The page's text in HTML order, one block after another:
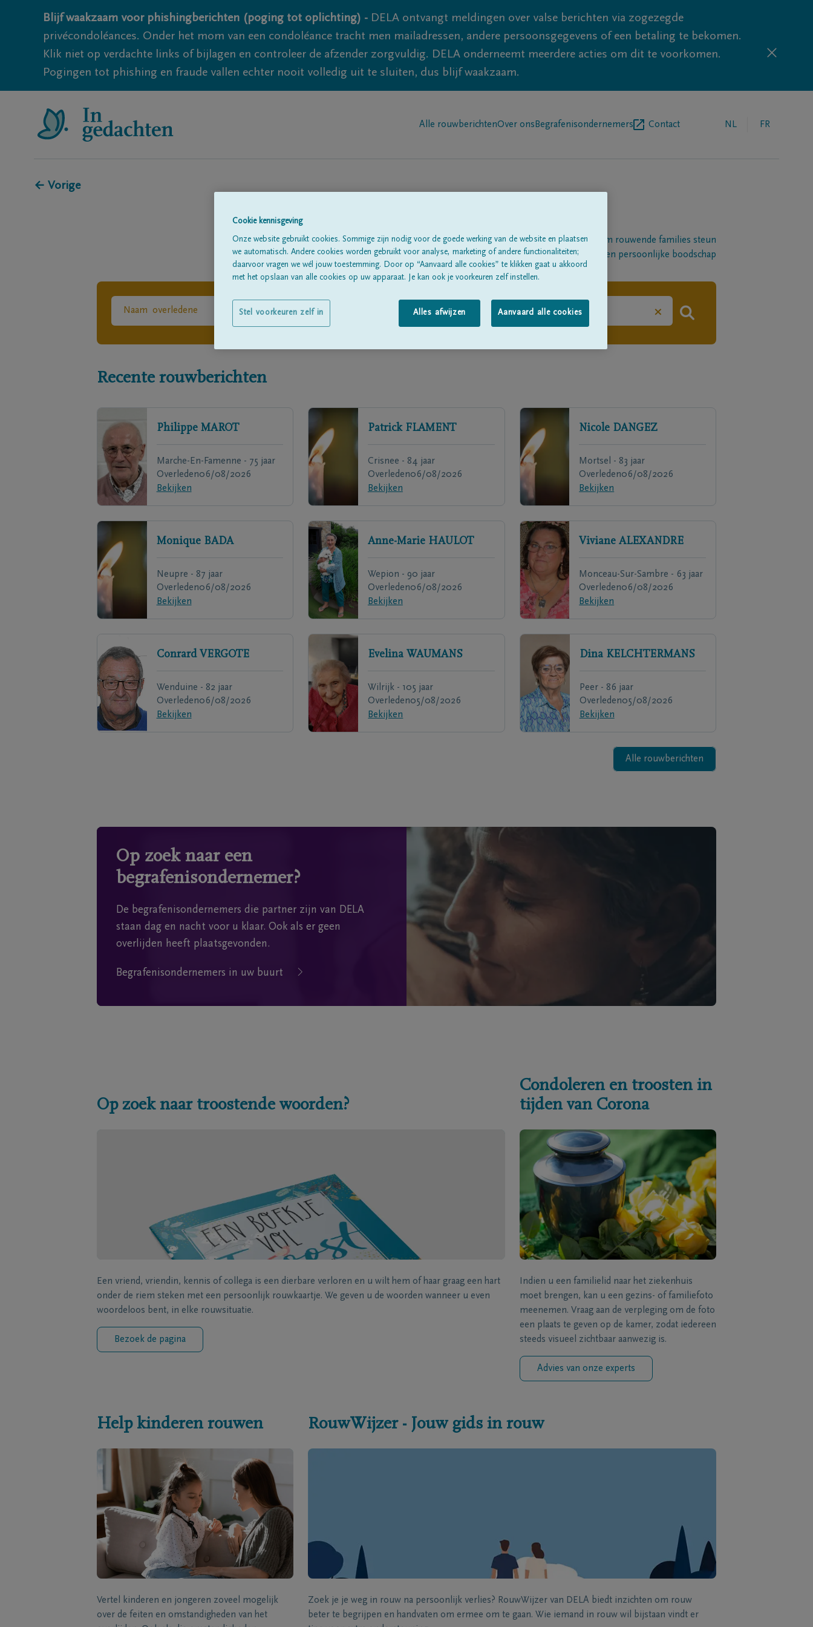
Blijf waakzaam voor phishingberichten (poging tot oplichting) - DELA ontvangt meldingen over valse berichten via zogezegde
privécondoléances. Onder het mom van een condoléance tracht men mailadressen, andere persoonsgegevens of een betaling te bekomen.
Klik niet op verdachte links of bijlagen en controleer de afzender zorgvuldig. DELA onderneemt meerdere acties om dit te voorkomen.
Pogingen tot phishing en fraude vallen echter nooit volledig uit te sluiten, dus blijf waakzaam.
Alle rouwberichtenOver ons Begrafenisondernemers Contact NL FR
← Vorige
Een platform om rouwende families steun
te betuigen met een persoonlijke boodschap
×
Recente rouwberichten
Philippe MAROT
Marche-En-Famenne - 75 jaar
Overleden06/08/2026
Bekijken
Patrick FLAMENT
Crisnee - 84 jaar
Overleden06/08/2026
Bekijken
Nicole DANGEZ
Mortsel - 83 jaar
Overleden06/08/2026
Bekijken
Monique BADA
Neupre - 87 jaar
Overleden06/08/2026
Bekijken
Anne-Marie HAULOT
Wepion - 90 jaar
Overleden06/08/2026
Bekijken
Viviane ALEXANDRE
Monceau-Sur-Sambre - 63 jaar
Overleden06/08/2026
Bekijken
Conrard VERGOTE
Wenduine - 82 jaar
Overleden06/08/2026
Bekijken
Evelina WAUMANS
Wilrijk - 105 jaar
Overleden05/08/2026
Bekijken
Dina KELCHTERMANS
Peer - 86 jaar
Overleden05/08/2026
Bekijken
Alle rouwberichten
Op zoek naar een
begrafenisondernemer?
De begrafenisondernemers die partner zijn van DELA
staan dag en nacht voor u klaar. Ook als er geen
overlijden heeft plaatsgevonden.
Begrafenisondernemers in uw buurt
Op zoek naar troostende woorden?
Een vriend, vriendin, kennis of collega is een dierbare verloren en u wilt hem of haar graag een hart
onder de riem steken met een persoonlijk rouwkaartje. We geven u de woorden wanneer u even
woordeloos bent, in elke rouwsituatie.
Bezoek de pagina
Condoleren en troosten in
tijden van Corona
Indien u een familielid naar het ziekenhuis
moet brengen, kan u een gezins- of familiefoto
meenemen. Vraag aan de verpleging om de foto
een plaats te geven op de kamer, zodat iedereen
steeds visueel zichtbaar aanwezig is.
Advies van onze experts
Help kinderen rouwen
Vertel kinderen en jongeren zoveel mogelijk
over de feiten en omstandigheden van het
RouwWijzer - Jouw gids in rouw
Zoek je je weg in rouw na persoonlijk verlies? RouwWijzer van DELA biedt inzichten om rouw
beter te begrijpen en handvaten om ermee om te gaan. Wie iemand in rouw wil bijstaan vindt er
Cookie kennisgeving
Onze website gebruikt cookies. Sommige zijn nodig voor de goede werking van de website en plaatsen
we automatisch. Andere cookies worden gebruikt voor analyse, marketing of andere functionaliteiten;
daarvoor vragen we wél jouw toestemming. Door op “Aanvaard alle cookies” te klikken gaat u akkoord
met het opslaan van alle cookies op uw apparaat. Je kan ook je voorkeuren zelf instellen.
Alles afwijzen Aanvaard alle cookies
Stel voorkeuren zelf in